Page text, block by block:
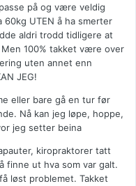
på og være veldig
UTEN å ha smerter
aldri trodd tidligere at
100% takket være over
uten annet enn
JEG!
eller bare gå en tur før
Nå kan jeg løpe, hoppe,
jeg setter beina
kiropraktorer tatt
finne ut hva som var galt.
løst problemet. Takket